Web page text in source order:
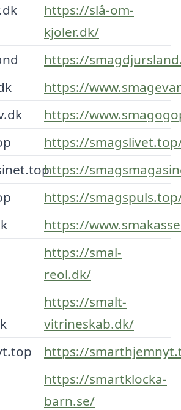
https://slå-om-
kjoler.dk/
https://
https://
https://
https://
https://
https://
https://
https://smal-
reol.dk/
https://smalt-
vitrineskab.dk/
https://
https://smartklocka-
barn.se/